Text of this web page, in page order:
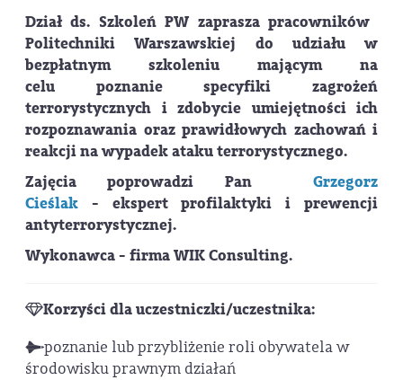
Dział ds. Szkoleń PW zaprasza pracowników
Politechniki Warszawskiej do udziału w
bezpłatnym szkoleniu mającym na
celu poznanie specyfiki zagrożeń
terrorystycznych i zdobycie umiejętności ich
rozpoznawania oraz prawidłowych zachowań i
reakcji na wypadek ataku terrorystycznego.
Zajęcia poprowadzi Pan Grzegorz
Cieślak - ekspert profilaktyki i prewencji
antyterrorystycznej.
Wykonawca - firma WIK Consulting.
Korzyści dla uczestniczki/uczestnika:
poznanie lub przybliżenie roli obywatela w
środowisku prawnym działań